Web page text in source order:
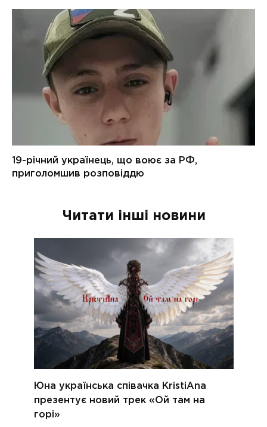
Читати інші новини
Юна українська співачка KristiAna
презентує новий трек «Ой там на
горі»